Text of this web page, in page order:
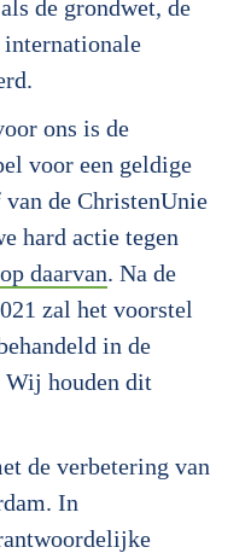
de grondwet, de
internationale
ons is de
voor een geldige
de ChristenUnie
hard actie tegen
daarvan. Na de
zal het voorstel
in de
Wij houden dit
de verbetering van
In